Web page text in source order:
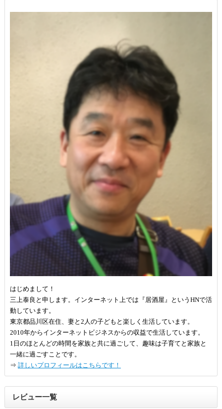
はじめまして！
三上泰良と申します。インターネット上では『居酒屋』というHNで活
動しています。
東京都品川区在住、妻と2人の子どもと楽しく生活しています。
2010年からインターネットビジネスからの収益で生活しています。
1日のほとんどの時間を家族と共に過ごして、趣味は子育てと家族と
一緒に過ごすことです。
⇒ 詳しいプロフィールはこちらです！
レビュー一覧